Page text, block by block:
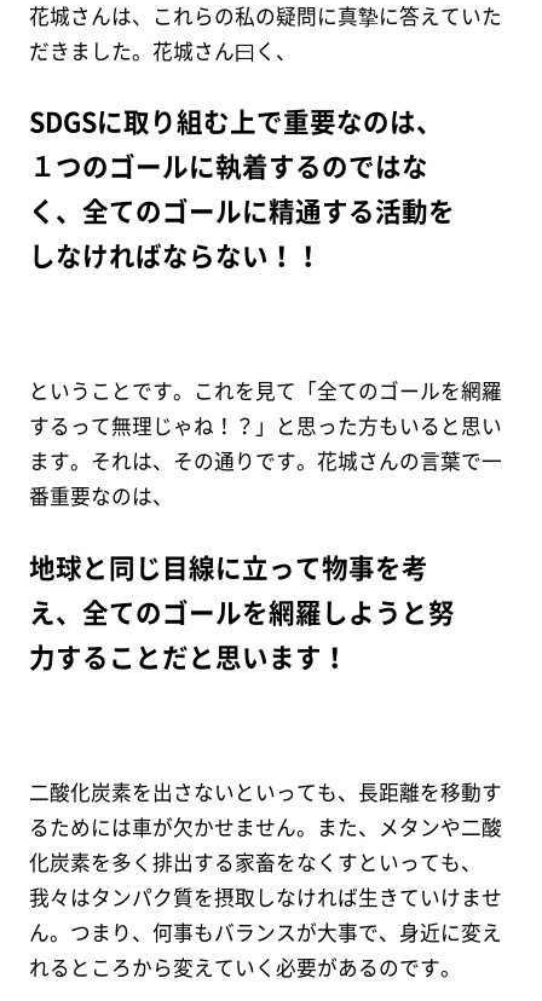
花城さんは、これらの私の疑問に真摯に答えていた
だきました。花城さん曰く、
SDGSに取り組む上で重要なのは、
１つのゴールに執着するのではな
く、全てのゴールに精通する活動を
しなければならない！！
ということです。これを見て「全てのゴールを網羅
するって無理じゃね！？」と思った方もいると思い
ます。それは、その通りです。花城さんの言葉で一
番重要なのは、
地球と同じ目線に立って物事を考
え、全てのゴールを網羅しようと努
力することだと思います！
二酸化炭素を出さないといっても、長距離を移動す
るためには車が欠かせません。また、メタンや二酸
化炭素を多く排出する家畜をなくすといっても、
我々はタンパク質を摂取しなければ生きていけませ
ん。つまり、何事もバランスが大事で、身近に変え
れるところから変えていく必要があるのです。